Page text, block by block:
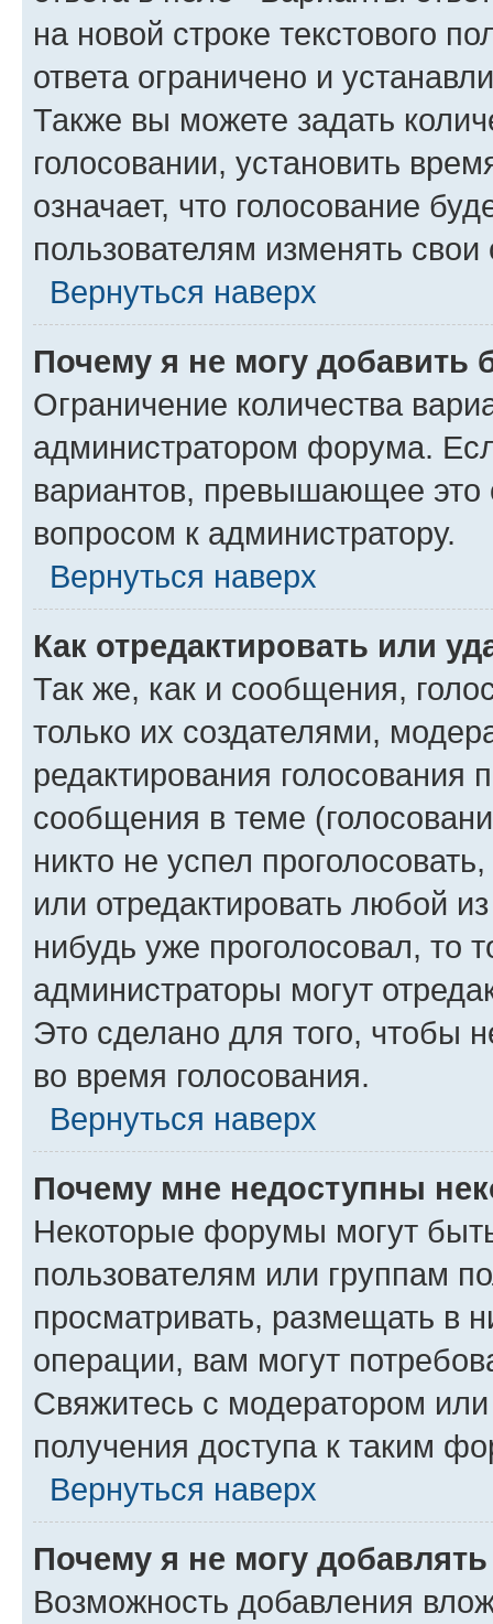
на новой строке текстового
ответа ограничено и
Также вы можете задать
голосовании, установить
означает, что голосование
пользователям изменять свои
Вернуться наверх
Почему я не могу добавить
Ограничение количества
администратором форума.
вариантов, превышающее это
вопросом к администратору.
Вернуться наверх
Как отредактировать или
Так же, как и сообщения,
только их создателями,
редактирования голосования
сообщения в теме
никто не успел
или отредактировать любой
нибудь уже проголосовал, то
администраторы могут
Это сделано для того, чтобы
во время голосования.
Вернуться наверх
Почему мне недоступны
Некоторые форумы могут
пользователям или группам
просматривать, размещать в
операции, вам могут
Свяжитесь с модератором
получения доступа к таким
Вернуться наверх
Почему я не могу
Возможность добавления